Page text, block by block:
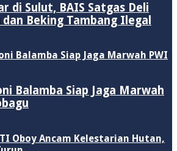
di Sulut, BAIS Satgas Deli
Beking Tambang Ilegal
Balamba Siap Jaga Marwah